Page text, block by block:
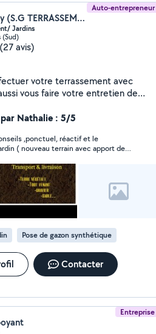
Auto-entrepreneur
Silio Gely (S.G TERRASSEMENT)
Jardins
(Sud)
(27 avis)
votre terrassement avec
vous faire votre entretien de
Nathalie : 5/5
,ponctuel, réactif et le
faire appel à Silio.
Pose de gazon synthétique
Contacter
Entreprise